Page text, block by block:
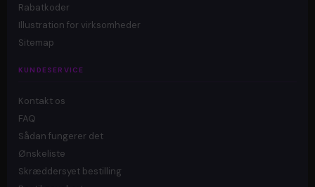
Rabatkoder
Illustration for virksomheder
Sitemap
KUNDESERVICE
Kontakt os
FAQ
Sådan fungerer det
Ønskeliste
Skræddersyet bestilling